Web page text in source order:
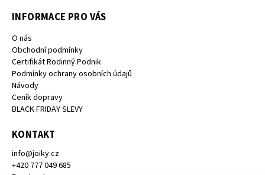
INFORMACE PRO VÁS
O nás
Obchodní podmínky
Certifikát Rodinný Podnik
Podmínky ochrany osobních údajů
Návody
Ceník dopravy
BLACK FRIDAY SLEVY
KONTAKT
info@joiky.cz
+420 777 049 685